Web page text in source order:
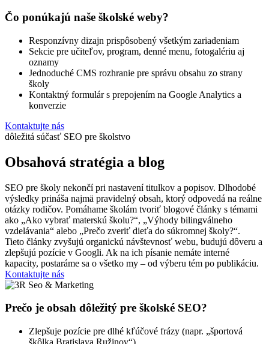
Čo ponúkajú naše školské weby?
Responzívny dizajn prispôsobený všetkým zariadeniam
Sekcie pre učiteľov, program, denné menu, fotogalériu aj
oznamy
Jednoduché CMS rozhranie pre správu obsahu zo strany
školy
Kontaktný formulár s prepojením na Google Analytics a
konverzie
Kontaktujte nás
dôležitá súčasť SEO pre školstvo
Obsahová stratégia a blog
SEO pre školy nekončí pri nastavení titulkov a popisov. Dlhodobé
výsledky prináša najmä pravidelný obsah, ktorý odpovedá na reálne
otázky rodičov. Pomáhame školám tvoriť blogové články s témami
ako „Ako vybrať materskú školu?“, „Výhody bilingválneho
vzdelávania“ alebo „Prečo zveriť dieťa do súkromnej školy?“.
Tieto články zvyšujú organickú návštevnosť webu, budujú dôveru a
zlepšujú pozície v Googli. Ak na ich písanie nemáte interné
kapacity, postaráme sa o všetko my – od výberu tém po publikáciu.
Kontaktujte nás
Prečo je obsah dôležitý pre školské SEO?
Zlepšuje pozície pre dlhé kľúčové frázy (napr. „športová